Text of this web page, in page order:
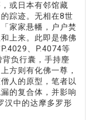
或日本有邻馆藏
踪迹。无相在8世
家家悬幡，户户焚
上来。此即是佛佛
、P.4074等
负行囊，手持麈
方则有化佛一尊，
人的原型，笔者以
的复合体，并影响
汉中的达摩多罗形